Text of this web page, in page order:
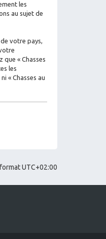
les
au sujet de
votre pays,
que « Chasses
les
« Chasses au
UTC+02:00